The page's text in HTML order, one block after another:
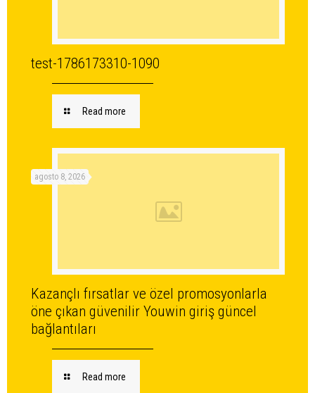
test-1786173310-1090
Read more
agosto 8, 2026
Kazançlı fırsatlar ve özel promosyonlarla
öne çıkan güvenilir Youwin giriş güncel
bağlantıları
Read more